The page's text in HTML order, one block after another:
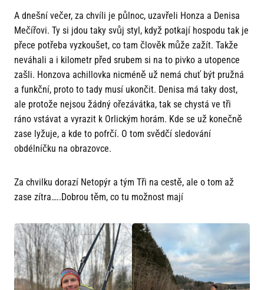
A dnešní večer, za chvíli je půlnoc, uzavřeli Honza a Denisa
Mečířovi. Ty si jdou taky svůj styl, když potkají hospodu tak je
přece potřeba vyzkoušet, co tam člověk může zažít. Takže
neváhali a i kilometr před srubem si na to pivko a utopence
zašli. Honzova achillovka nicméně už nemá chuť být pružná
a funkční, proto to tady musí ukončit. Denisa má taky dost,
ale protože nejsou žádný ořezávátka, tak se chystá ve tři
ráno vstávat a vyrazit k Orlickým horám. Kde se už konečně
zase lyžuje, a kde to pofrčí. O tom svědčí sledování
obdélníčku na obrazovce.
Za chvilku dorazí Netopýr a tým Tři na cestě, ale o tom až
zase zítra…..Dobrou těm, co tu možnost mají